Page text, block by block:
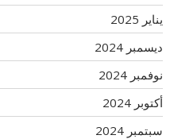
يناير 2025
ديسمبر 2024
نوفمبر 2024
أكتوبر 2024
سبتمبر 2024